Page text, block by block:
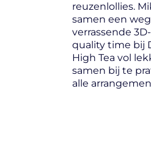
reuzenlollies.
samen een
verrassende
quality time bij
High Tea vol
samen bij te
alle